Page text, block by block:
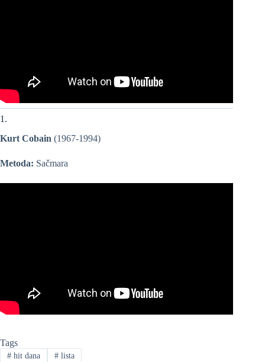
1.
Kurt Cobain (1967-1994)
Metoda: Sačmara
Tags
#hit dana #lista